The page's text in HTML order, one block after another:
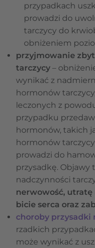
przypadkach
prowadzi do
tarczycy do
obniżeniem
przyjmowanie
tarczycy –
wynikać z
hormonów
leczonych z
przypadku
hormonów, takich
hormonów
prowadzi do
przysadkę. Objawy
nadczynności
nerwowość, utratę
bicie serca oraz
choroby przysadki
rzadkich
może wynikać z